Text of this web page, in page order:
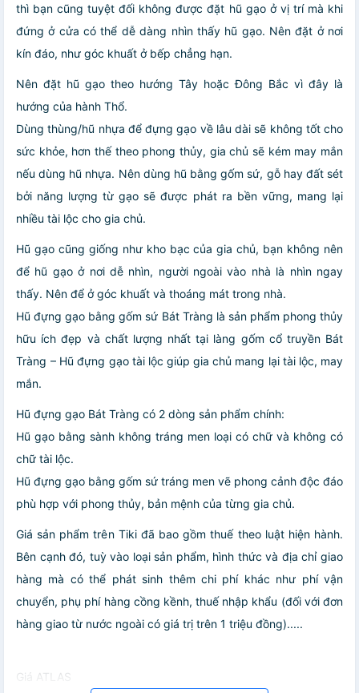
thì bạn cũng tuyệt đối không được đặt hũ gạo ở vị trí mà khi
đứng ở cửa có thể dễ dàng nhìn thấy hũ gạo. Nên đặt ở nơi
kín đáo, như góc khuất ở bếp chẳng hạn.
Nên đặt hũ gạo theo hướng Tây hoặc Đông Bắc vì đây là
hướng của hành Thổ.
Dùng thùng/hũ nhựa để đựng gạo về lâu dài sẽ không tốt cho
sức khỏe, hơn thế theo phong thủy, gia chủ sẽ kém may mắn
nếu dùng hũ nhựa. Nên dùng hũ bằng gốm sứ, gỗ hay đất sét
bởi năng lượng từ gạo sẽ được phát ra bền vững, mang lại
nhiều tài lộc cho gia chủ.
Hũ gạo cũng giống như kho bạc của gia chủ, bạn không nên
để hũ gạo ở nơi dễ nhìn, người ngoài vào nhà là nhìn ngay
thấy. Nên để ở góc khuất và thoáng mát trong nhà.
Hũ đựng gạo bằng gốm sứ Bát Tràng là sản phẩm phong thủy
hữu ích đẹp và chất lượng nhất tại làng gốm cổ truyền Bát
Tràng – Hũ đựng gạo tài lộc giúp gia chủ mang lại tài lộc, may
mắn.
Hũ đựng gạo Bát Tràng có 2 dòng sản phẩm chính:
Hũ gạo bằng sành không tráng men loại có chữ và không có
chữ tài lộc.
Hũ đựng gạo bằng gốm sứ tráng men vẽ phong cảnh độc đáo
phù hợp với phong thủy, bản mệnh của từng gia chủ.
Giá sản phẩm trên Tiki đã bao gồm thuế theo luật hiện hành.
Bên cạnh đó, tuỳ vào loại sản phẩm, hình thức và địa chỉ giao
hàng mà có thể phát sinh thêm chi phí khác như phí vận
chuyển, phụ phí hàng cồng kềnh, thuế nhập khẩu (đối với đơn
hàng giao từ nước ngoài có giá trị trên 1 triệu đồng).....
Giá ATLAS